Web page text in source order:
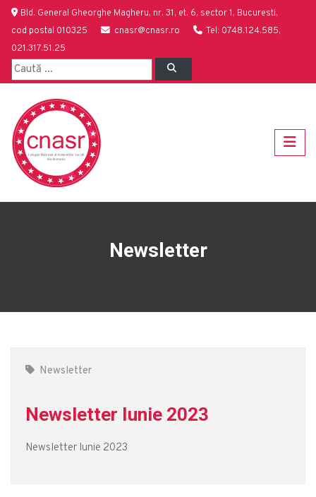
Bld. General Gheorghe Magheru, nr. 31, et. 6, sector 1, Bucuresti,
cod postal 010325
cnasr@cnasr.ro
Tel: 0748.124.585,
021.317.51.25
Newsletter
Newsletter
Newsletter Iunie 2023
Newsletter Iunie 2023